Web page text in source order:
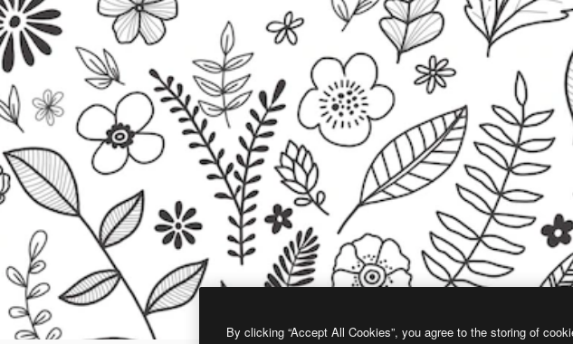
By clicking “Accept All Cookies”, you agree to the storing of